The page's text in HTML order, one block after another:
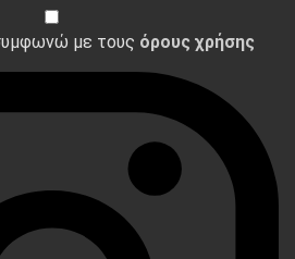
με τους όρους χρήσης